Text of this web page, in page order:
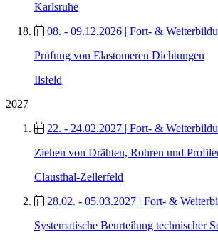
Karlsruhe
08. - 09.12.2026 | Fort- &
Prüfung von Elastomeren Dichtungen
Ilsfeld
2027
22. - 24.02.2027 | Fort- &
Ziehen von Drähten, Rohren und
Clausthal-Zellerfeld
28.02. - 05.03.2027 | Fort- &
Systematische Beurteilung technischer